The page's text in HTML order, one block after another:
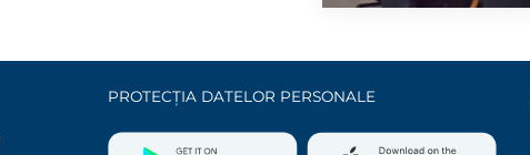
PROTECȚIA DATELOR PERSONALE